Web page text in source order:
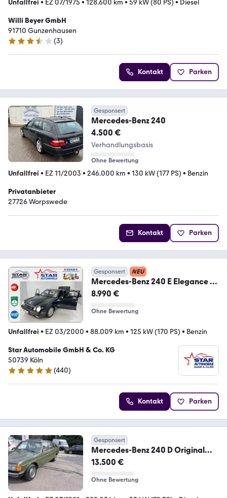
Unfallfrei • EZ 07/1975 • 128.600 km • 59 kW (80 PS) • Diesel
Willi Beyer GmbH
91710 Gunzenhausen
3.6 Sterne
(3)
Kontakt Parken
Gesponsert
Mercedes-Benz 240
4.500 €
Verhandlungsbasis
Ohne Bewertung
Unfallfrei • EZ 11/2003 • 246.000 km • 130 kW (177 PS) • Benzin
Privatanbieter
27726 Worpswede
Kontakt Parken
Gesponsert NEU
Mercedes-Benz 240 E Elegance V6
2,4i-
8.990 €
Ohne Bewertung
Unfallfrei • EZ 03/2000 • 88.009 km • 125 kW (170 PS) • Benzin
Star Automobile GmbH & Co. KG
50739 Köln
4.8 Sterne
(440)
Kontakt Parken
Gesponsert
Mercedes-Benz 240 D Original
Zustand
13.500 €
Ohne Bewertung